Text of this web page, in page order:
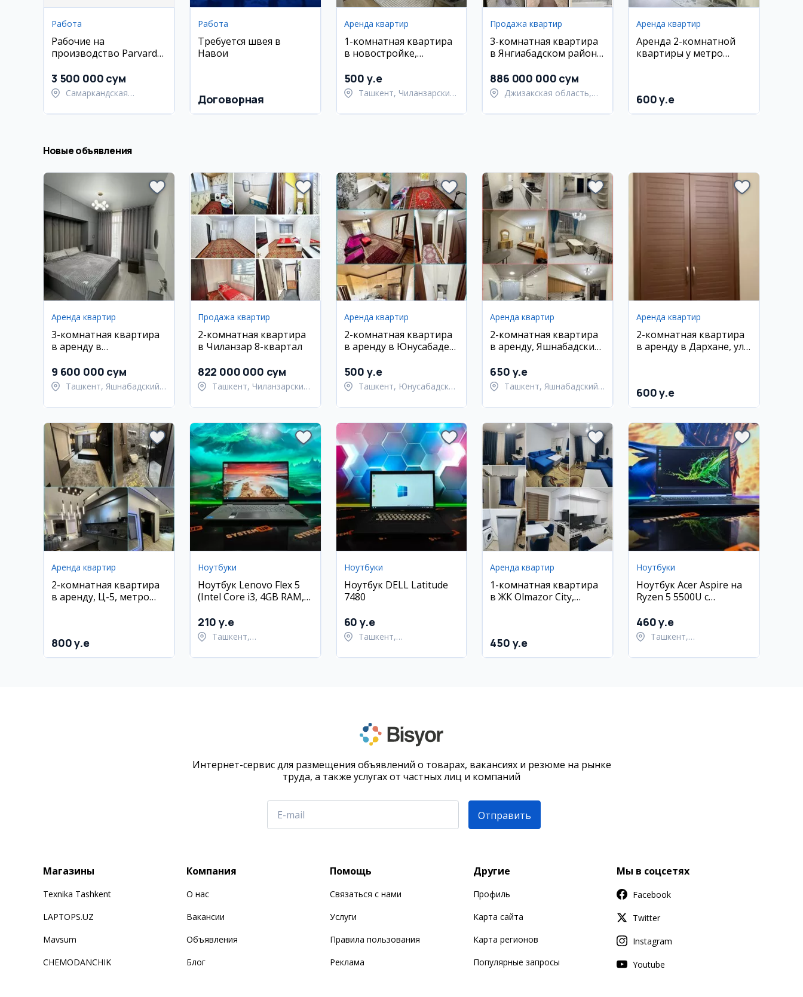
Работа
Рабочие на
производство Parvarda
3 500 000 сум
Самаркандская
Самаркандский район
Работа
Требуется швея в
Навои
Договорная
Аренда квартир
1-комнатная квартира
в новостройке,
500 y.e
Ташкент, Чиланзарский
Продажа квартир
3-комнатная квартира
в Янгиабадском районе,
886 000 000 сум
Джизакская область,
Аренда квартир
Аренда 2-комнатной
квартиры у метро
600 y.e
Новые объявления
Аренда квартир
3-комнатная квартира
в аренду в
Махтумкули
9 600 000 сум
Ташкент, Яшнабадский
Продажа квартир
2-комнатная квартира
в Чиланзар 8-квартал
822 000 000 сум
Ташкент, Чиланзарский
Аренда квартир
2-комнатная квартира
в аренду в Юнусабаде
500 y.e
Ташкент, Юнусабадский
Аренда квартир
2-комнатная квартира
в аренду, Яшнабадский
650 y.e
Ташкент, Яшнабадский
Аренда квартир
2-комнатная квартира
в аренду в Дархане, ул.
600 y.e
Аренда квартир
2-комнатная квартира
в аренду, Ц-5, метро
800 y.e
Ноутбуки
Ноутбук Lenovo Flex 5
(Intel Core i3, 4GB RAM,
210 y.e
Ташкент,
Ноутбуки
Ноутбук DELL Latitude
7480
60 y.e
Ташкент,
Аренда квартир
1-комнатная квартира
в ЖК Olmazor City,
450 y.e
Ноутбуки
Ноутбук Acer Aspire на
Ryzen 5 5500U с
460 y.e
Ташкент,
Интернет-сервис для размещения объявлений о товарах, вакансиях и резюме на рынке
труда, а также услугах от частных лиц и компаний
Отправить
Магазины
Texnika Tashkent
LAPTOPS.UZ
Mavsum
CHEMODANCHIK
Компания
О нас
Вакансии
Объявления
Блог
Помощь
Связаться с нами
Услуги
Правила пользования
Реклама
Другие
Профиль
Карта сайта
Карта регионов
Популярные запросы
Мы в соцсетях
Facebook
Twitter
Instagram
Youtube